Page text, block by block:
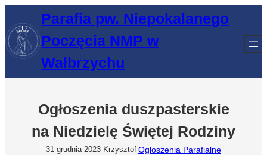
treści
Parafia pw. Niepokalanego
Poczęcia NMP w
Wałbrzychu
Ogłoszenia duszpasterskie
na Niedzielę Świętej Rodziny
31 grudnia 2023 Krzysztof Ogłoszenia Parafialne